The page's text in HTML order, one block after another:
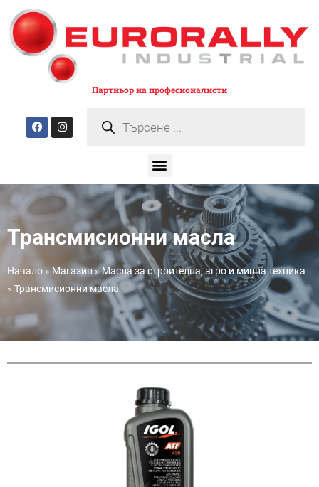
Партньор на професионалисти
Трансмисионни масла
Начало» Магазин»Масла за строителна, агро и минна техника
» Трансмисионни масла